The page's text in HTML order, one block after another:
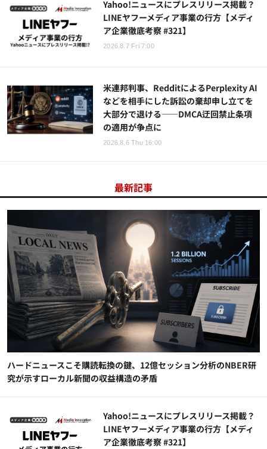
Yahoo!ニュースにプレスリリース掲載？
LINEヤフーメディア事業の行方【メディ
ア企業徹底考察 #321】
2026.8.7 Fri 7:00
米連邦判事、RedditによるPerplexity AI
などを相手にした訴訟の棄却申し立てを
大部分で退ける——DMCA迂回禁止条項
の適用が争点に
2026.8.6 Thu 16:00
最新記事
ハードニュースこそ購読転換の鍵、12億セッション分析のNBER研
究が示すローカル新聞の収益構造の矛盾
Yahoo!ニュースにプレスリリース掲載？
LINEヤフーメディア事業の行方【メディ
ア企業徹底考察 #321】